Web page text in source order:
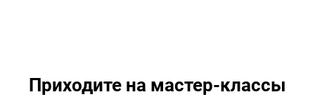
Приходите на мастер-классы